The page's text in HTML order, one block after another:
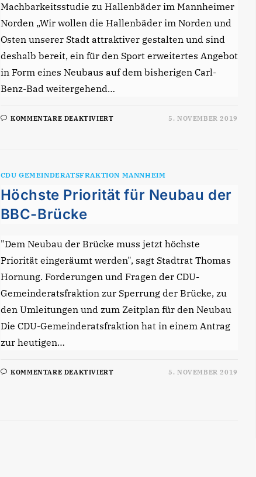
Machbarkeitsstudie zu Hallenbäder im Mannheimer
Norden „Wir wollen die Hallenbäder im Norden und
Osten unserer Stadt attraktiver gestalten und sind
deshalb bereit, ein für den Sport erweitertes Angebot
in Form eines Neubaus auf dem bisherigen Carl-
Benz-Bad weitergehend…
KOMMENTARE DEAKTIVIERTFÜR
DER
VOGELSTANG
5. NOVEMBER 2019
CDU GEMEINDERATSFRAKTION MANNHEIM
Höchste Priorität für Neubau der
BBC-Brücke
"Dem Neubau der Brücke muss jetzt höchste
Priorität eingeräumt werden", sagt Stadtrat Thomas
Hornung. Forderungen und Fragen der CDU-
Gemeinderatsfraktion zur Sperrung der Brücke, zu
den Umleitungen und zum Zeitplan für den Neubau
Die CDU-Gemeinderatsfraktion hat in einem Antrag
zur heutigen…
KOMMENTARE DEAKTIVIERTFÜR 5. NOVEMBER 2019